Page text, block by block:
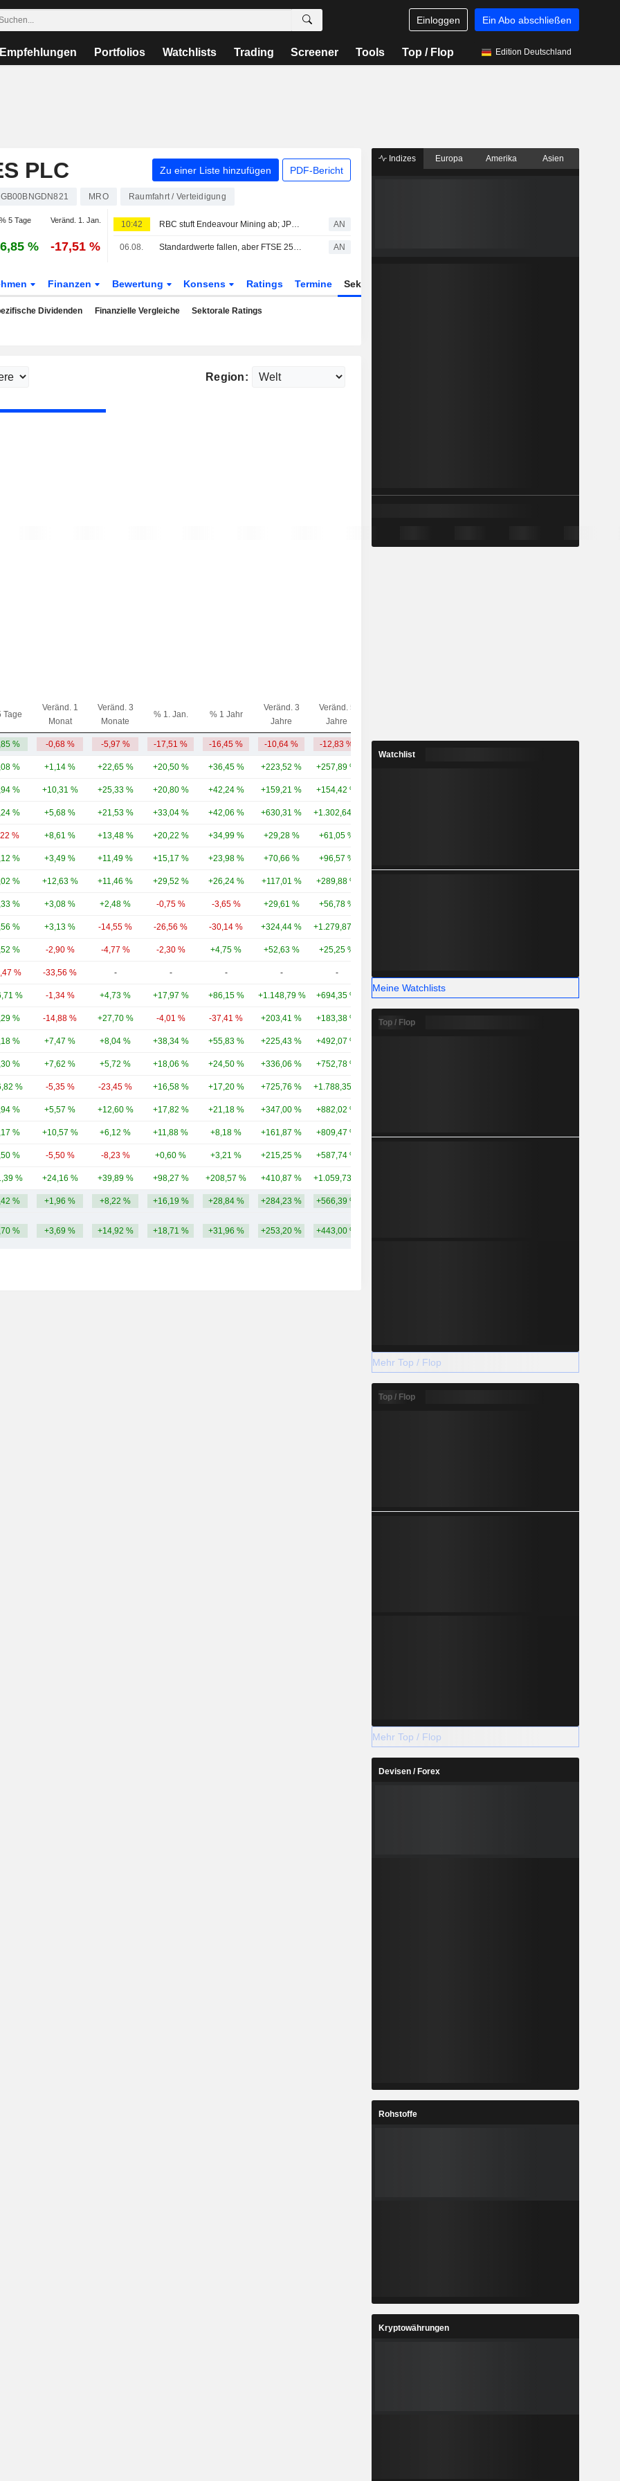
Einloggen Ein Abo abschließen
Empfehlungen Portfolios Watchlists Trading Screener Tools Top / Flop Edition Deutschland
PLC Zu einer Liste hinzufügen PDF-Bericht
GB00BNGDN821 MRO Raumfahrt / Verteidigung
% 5 Tage Veränd. 1. Jan.
% -17,51 %
10:42 RBC stuft Endeavour Mining ab; JPM hebt easyJet an AN
06.08. Standardwerte fallen, aber FTSE 250 setzt seine Gewinnserie fort AN
Finanzen Bewertung Konsens Ratings Termine Sektor
Dividenden Finanzielle Vergleiche Sektorale Ratings
Region:
Tage
Veränd. 1
Monat
Veränd. 3
Monate
% 1. Jan. % 1 Jahr
Veränd. 3
Jahre
Veränd. 5
Jahre
% -0,68 % -5,97 % -17,51 % -16,45 % -10,64 % -12,83 %
% +1,14 % +22,65 % +20,50 % +36,45 % +223,52 % +257,89 %
% +10,31 % +25,33 % +20,80 % +42,24 % +159,21 % +154,42 %
% +5,68 % +21,53 % +33,04 % +42,06 % +630,31 % +1.302,64 %
% +8,61 % +13,48 % +20,22 % +34,99 % +29,28 % +61,05 %
% +3,49 % +11,49 % +15,17 % +23,98 % +70,66 % +96,57 %
% +12,63 % +11,46 % +29,52 % +26,24 % +117,01 % +289,88 %
% +3,08 % +2,48 % -0,75 % -3,65 % +29,61 % +56,78 %
% +3,13 % -14,55 % -26,56 % -30,14 % +324,44 % +1.279,87 %
% -2,90 % -4,77 % -2,30 % +4,75 % +52,63 % +25,25 %
% -33,56 % - - - - -
% -1,34 % +4,73 % +17,97 % +86,15 % +1.148,79 % +694,35 % - 45,26 Mrd.
% -14,88 % +27,70 % -4,01 % -37,41 % +203,41 % +183,38 % +1.796,82 %
% +7,47 % +8,04 % +38,34 % +55,83 % +225,43 % +492,07 %
% +7,62 % +5,72 % +18,06 % +24,50 % +336,06 % +752,78 %
% -5,35 % -23,45 % +16,58 % +17,20 % +725,76 % +1.788,35 %
% +5,57 % +12,60 % +17,82 % +21,18 % +347,00 % +882,02 %
% +10,57 % +6,12 % +11,88 % +8,18 % +161,87 % +809,47 %
% -5,50 % -8,23 % +0,60 % +3,21 % +215,25 % +587,74 %
% +24,16 % +39,89 % +98,27 % +208,57 % +410,87 % +1.059,73 %
% +1,96 % +8,22 % +16,19 % +28,84 % +284,23 % +566,39 %
% +3,69 % +14,92 % +18,71 % +31,96 % +253,20 % +443,00 %
Indizes Europa Amerika Asien
Watchlist
Meine Watchlists
Top / Flop
Mehr Top / Flop
Top / Flop
Mehr Top / Flop
Devisen / Forex
Rohstoffe
Kryptowährungen